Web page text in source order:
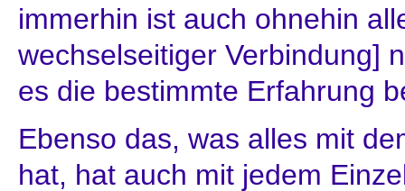
immerhin ist auch ohnehin
wechselseitiger Verbindung]
es die bestimmte Erfahrung
Ebenso das, was alles mit
hat, hat auch mit jedem